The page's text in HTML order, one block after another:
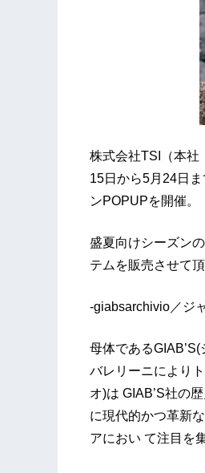
株式会社TSI（本社
15日から5月24日
ンPOPUPを開催。
盛夏向けシーズン
テムを販売させて
-giabsarchivio／ジ
母体である
バレリーニにより
オ)は GIAB’S社の
に現代的かつ革新
アにおい て注目を